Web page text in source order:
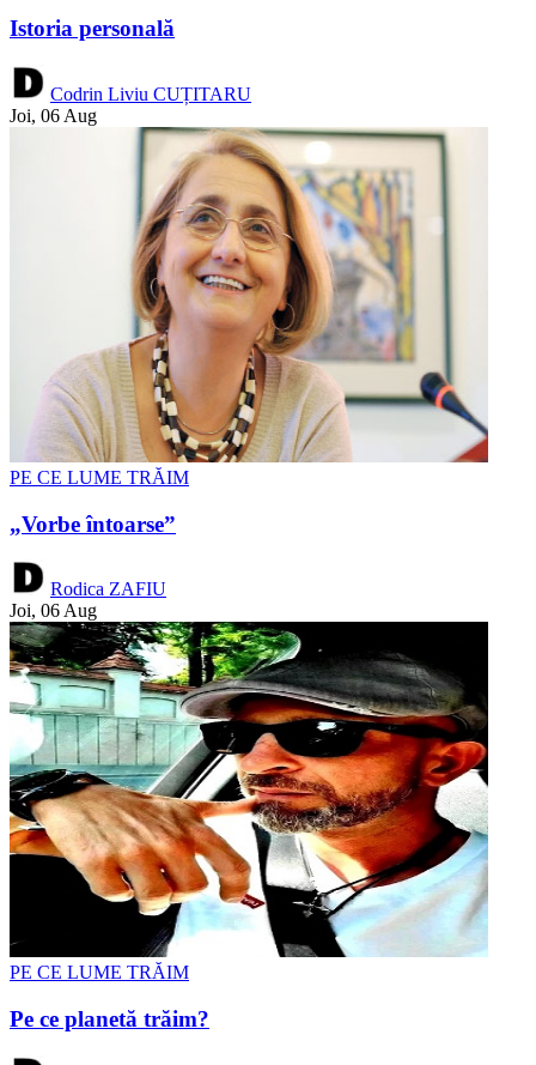
Istoria personală
Codrin Liviu CUȚITARU
Joi, 06 Aug
PE CE LUME TRĂIM
„Vorbe întoarse”
Rodica ZAFIU
Joi, 06 Aug
PE CE LUME TRĂIM
Pe ce planetă trăim?